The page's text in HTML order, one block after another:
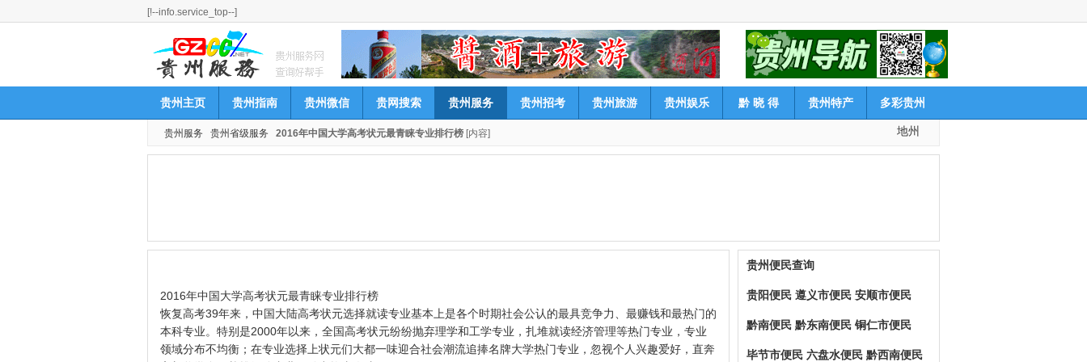
[!--info.service_top--]
贵州主页 贵州指南 贵州微信 贵网搜索 贵州服务 贵州招考 贵州旅游 贵州娱乐 黔 晓 得 贵州特产 多彩贵州
贵州服务 贵州省级服务 2016年中国大学高考状元最青睐专业排行榜 [内容] 地州
2016年中国大学高考状元最青睐专业排行榜
恢复高考39年来，中国大陆高考状元选择就读专业基本上是各个时期社会公认的最具竞争力、最赚钱和最热门的
本科专业。特别是2000年以来，全国高考状元纷纷抛弃理学和工学专业，扎堆就读经济管理等热门专业，专业
领域分布不均衡；在专业选择上状元们大都一味迎合社会潮流追捧名牌大学热门专业，忽视个人兴趣爱好，直奔
贵州便民查询
贵阳便民 遵义市便民 安顺市便民
黔南便民 黔东南便民 铜仁市便民
毕节市便民 六盘水便民 黔西南便民